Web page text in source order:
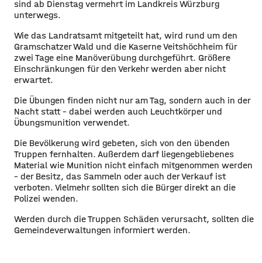
sind ab Dienstag vermehrt im Landkreis Würzburg
unterwegs.
​Wie das Landratsamt mitgeteilt hat, wird rund um den
Gramschatzer Wald und die Kaserne Veitshöchheim für
zwei Tage eine Manöverübung durchgeführt. Größere
Einschränkungen für den Verkehr werden aber nicht
erwartet.
​Die Übungen finden nicht nur am Tag, sondern auch in der
Nacht statt – dabei werden auch Leuchtkörper und
Übungsmunition verwendet.
​Die Bevölkerung wird gebeten, sich von den übenden
Truppen fernhalten. Außerdem darf liegengebliebenes
Material wie Munition nicht einfach mitgenommen werden
– der Besitz, das Sammeln oder auch der Verkauf ist
verboten. Vielmehr sollten sich die Bürger direkt an die
Polizei wenden.
​Werden durch die Truppen Schäden verursacht, sollten die
Gemeindeverwaltungen informiert werden. ​